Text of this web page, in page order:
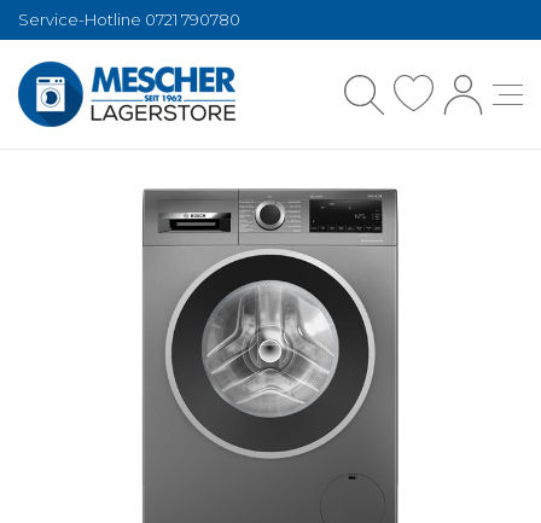
Service-Hotline 0721 790780